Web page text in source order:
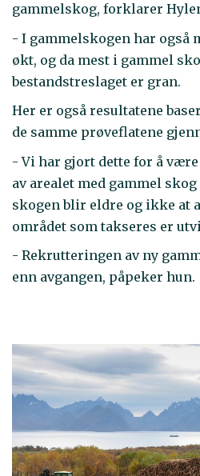
gammelskog, forklarer
- I gammelskogen har også
økt, og da mest i gammel
bestandstreslaget er gran.
Her er også resultatene
de samme prøveflatene
- Vi har gjort dette for å
av arealet med gammel
skogen blir eldre og ikke at
området som takseres er
- Rekrutteringen av ny
enn avgangen, påpeker hun.